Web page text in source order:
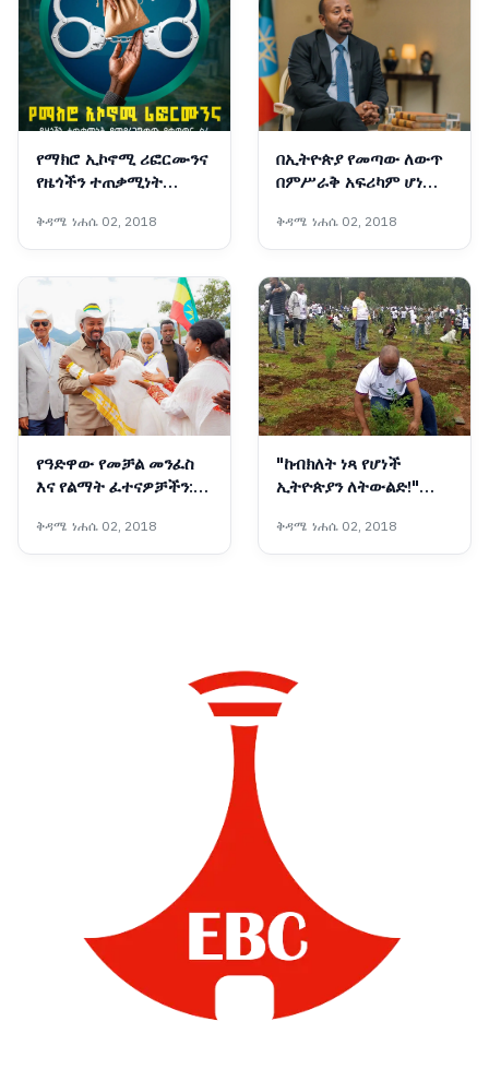
የማክሮ ኢኮኖሚ ሪፎርሙንና
የዜጎችን ተጠቃሚነት
ስራ
ቅዳሜ ነሐሴ 02, 2018
በኢትዮጵያ የመጣው ለውጥ
በምሥራቅ አፍሪካም ሆነ
ጠቅላይ ሚኒስትር ዐቢይ
አሕመድ (ዶ/ር)
ቅዳሜ ነሐሴ 02, 2018
የዓድዋው የመቻል መንፈስ
እና የልማት ፈተናዎቻችን:
የመጨረሻውን ልዕልና
ትቀዳጃለች
ቅዳሜ ነሐሴ 02, 2018
"ከብክለት ነጻ የሆነች
ኢትዮጵያን ለትውልድ!"
በእንጦጦ አረንጓዴ አሻራውን
አኖረ
ቅዳሜ ነሐሴ 02, 2018